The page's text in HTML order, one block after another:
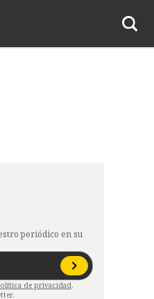
periódico en su
de privacidad.